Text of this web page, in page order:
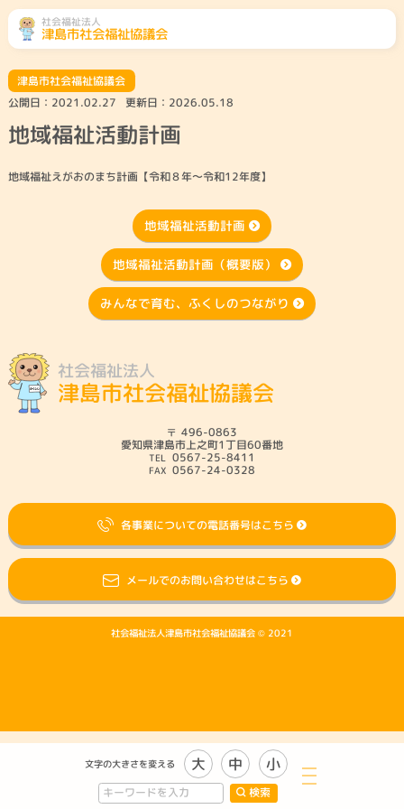
社会福祉法人
津島市社会福祉協議会
文字の大きさを変える 大 中 小
検索
ふくし総合相談 相談先をみる
社協とは・会員募
集
津島市共同募金委
員会
災害ボランティア
参加したい
津島市社会福祉協議会
公開日： 2021.02.27 更新日： 2026.05.18
地域福祉活動計画
地域福祉えがおのまち計画 【令和８年〜令和12年度】
地域福祉活動計画
地域福祉活動計画（概要版）
みんなで育む、ふくしのつながり
社会福祉法人
津島市社会福祉協議会
496-0863
愛知県津島市上之町1丁目60番地
0567-25-8411
0567-24-0328
各事業についての電話番号はこちら
メールでのお問い合わせはこちら
社会福祉法人津島市社会福祉協議会 © 2021